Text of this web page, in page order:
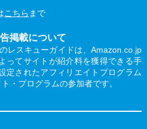
こちら まで
掲載について
レスキューガイドは、Amazon.co.jp
ってサイトが紹介料を獲得できる手
定されたアフィリエイトプログラム
・プログラムの参加者です。